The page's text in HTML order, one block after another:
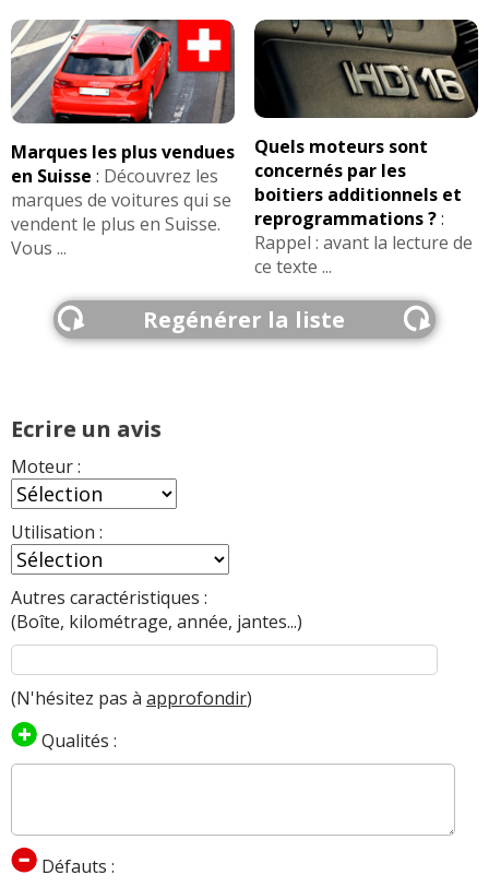
Marques les plus vendues
en Suisse : Découvrez les
marques de voitures qui se
vendent le plus en Suisse.
Vous ...
Quels moteurs sont
concernés par les
boitiers additionnels et
reprogrammations ?:
Rappel : avant la lecture de
ce texte ...
Regénérer la liste
Ecrire un avis
Moteur :
Utilisation :
Autres caractéristiques :
(Boîte, kilométrage, année, jantes...)
(N'hésitez pas à approfondir)
Qualités :
Défauts :